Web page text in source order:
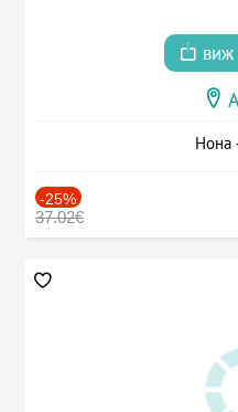
виж
Нона
-25%
37.02€